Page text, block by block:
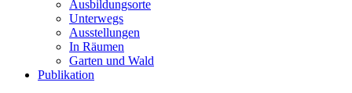
Ausbildungsorte
Unterwegs
Ausstellungen
In Räumen
Garten und Wald
Publikation